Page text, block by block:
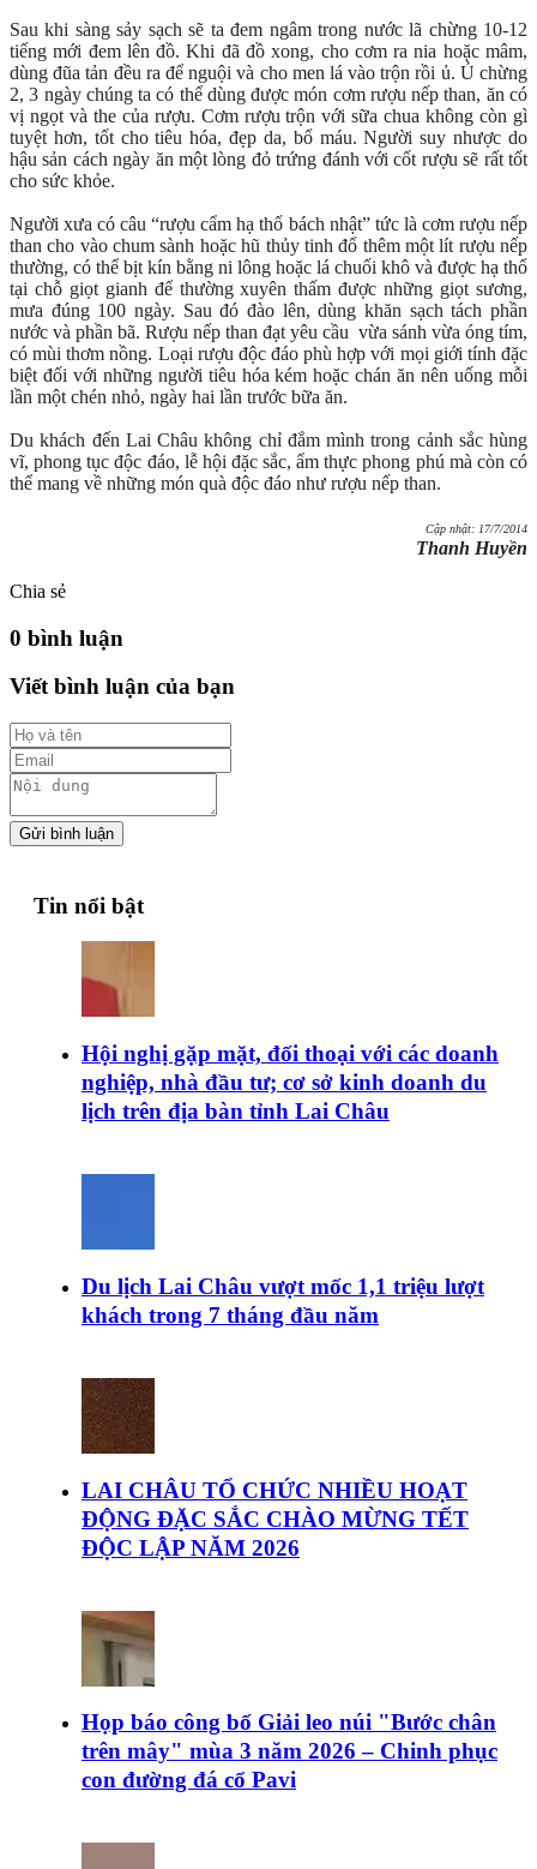
Sau khi sàng sảy sạch sẽ ta đem ngâm trong nước lã chừng 10-12
tiếng mới đem lên đồ. Khi đã đồ xong, cho cơm ra nia hoặc mâm,
dùng đũa tản đều ra để nguội và cho men lá vào trộn rồi ủ. Ủ chừng
2, 3 ngày chúng ta có thể dùng được món cơm rượu nếp than, ăn có
vị ngọt và the của rượu. Cơm rượu trộn với sữa chua không còn gì
tuyệt hơn, tốt cho tiêu hóa, đẹp da, bổ máu. Người suy nhược do
hậu sản cách ngày ăn một lòng đỏ trứng đánh với cốt rượu sẽ rất tốt
cho sức khỏe.
Người xưa có câu “rượu cẩm hạ thổ bách nhật” tức là cơm rượu nếp
than cho vào chum sành hoặc hũ thủy tinh đổ thêm một lít rượu nếp
thường, có thể bịt kín bằng ni lông hoặc lá chuối khô và được hạ thổ
tại chỗ giọt gianh để thường xuyên thấm được những giọt sương,
mưa đúng 100 ngày. Sau đó đào lên, dùng khăn sạch tách phần
nước và phần bã. Rượu nếp than đạt yêu cầu vừa sánh vừa óng tím,
có mùi thơm nồng. Loại rượu độc đáo phù hợp với mọi giới tính đặc
biệt đối với những người tiêu hóa kém hoặc chán ăn nên uống mỗi
lần một chén nhỏ, ngày hai lần trước bữa ăn.
Du khách đến Lai Châu không chỉ đắm mình trong cảnh sắc hùng
vĩ, phong tục độc đáo, lễ hội đặc sắc, ẩm thực phong phú mà còn có
thể mang về những món quà độc đáo như rượu nếp than.
Cập nhật: 17/7/2014
Thanh Huyền
Chia sẻ
0 bình luận
Viết bình luận của bạn
Gửi bình luận
Tin nổi bật
Hội nghị gặp mặt, đối thoại với các doanh
nghiệp, nhà đầu tư; cơ sở kinh doanh du
lịch trên địa bàn tỉnh Lai Châu
Du lịch Lai Châu vượt mốc 1,1 triệu lượt
khách trong 7 tháng đầu năm
LAI CHÂU TỔ CHỨC NHIỀU HOẠT
ĐỘNG ĐẶC SẮC CHÀO MỪNG TẾT
ĐỘC LẬP NĂM 2026
Họp báo công bố Giải leo núi "Bước chân
trên mây" mùa 3 năm 2026 – Chinh phục
con đường đá cổ Pavi